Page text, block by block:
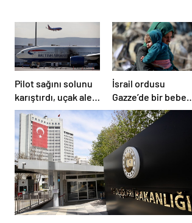
Pilot sağını solunu
karıştırdı, uçak alev
aldı
İsrail ordusu
Gazze’de bir bebek
daha öldürdü